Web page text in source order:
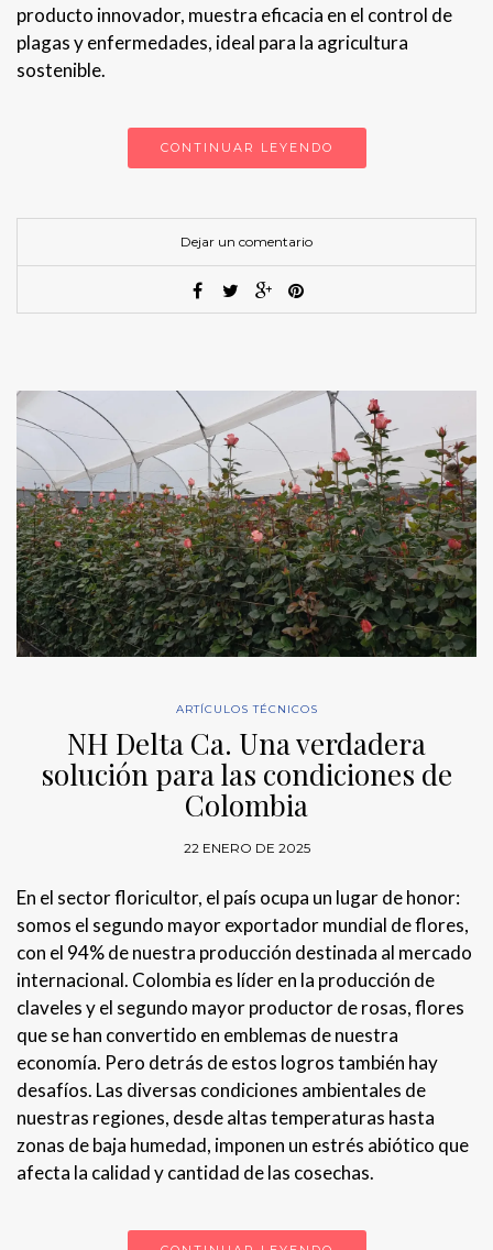
producto innovador, muestra eficacia en el control de
plagas y enfermedades, ideal para la agricultura
sostenible.
CONTINUAR LEYENDO
Dejar un comentario
ARTÍCULOS TÉCNICOS
NH Delta Ca. Una verdadera
solución para las condiciones de
Colombia
22 ENERO DE 2025
En el sector floricultor, el país ocupa un lugar de honor:
somos el segundo mayor exportador mundial de flores,
con el 94% de nuestra producción destinada al mercado
internacional. Colombia es líder en la producción de
claveles y el segundo mayor productor de rosas, flores
que se han convertido en emblemas de nuestra
economía. Pero detrás de estos logros también hay
desafíos. Las diversas condiciones ambientales de
nuestras regiones, desde altas temperaturas hasta
zonas de baja humedad, imponen un estrés abiótico que
afecta la calidad y cantidad de las cosechas.